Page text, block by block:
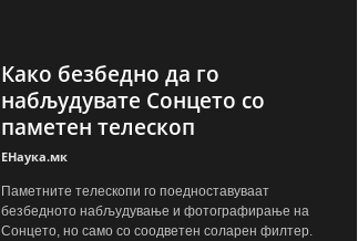
Како безбедно да го
набљудувате Сонцето со
паметен телескоп
ЕНаука.мк
Паметните телескопи го поедноставуваат
безбедното набљудување и фотографирање на
Сонцето, но само со соодветен соларен филтер.